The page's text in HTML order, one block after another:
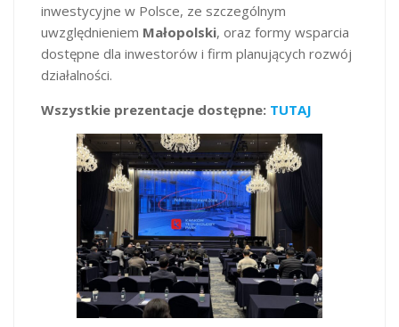
inwestycyjne w Polsce, ze szczególnym
uwzględnieniem Małopolski, oraz formy wsparcia
dostępne dla inwestorów i firm planujących rozwój
działalności.
Wszystkie prezentacje dostępne: TUTAJ